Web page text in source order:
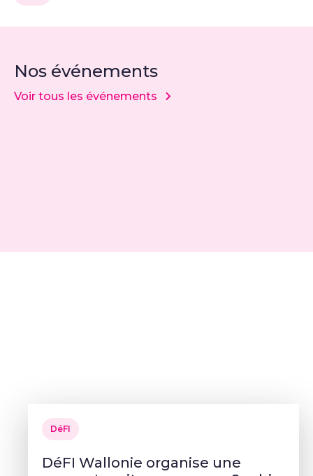
Nos événements
Voir tous les événements
DéFI
DéFI Wallonie organise une